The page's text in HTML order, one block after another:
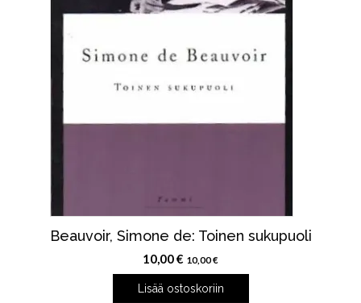
Beauvoir, Simone de: Toinen sukupuoli
10,00€ 10,00€
Lisää ostoskoriin